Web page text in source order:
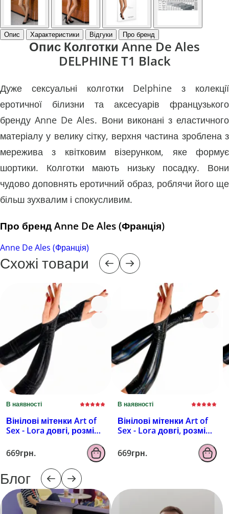
Опис Характеристики Відгуки Про бренд
Опис Колготки Anne De Ales
DELPHINE T1 Black
Дуже сексуальні колготки Delphine з колекції
еротичної білизни та аксесуарів французького
бренду Anne De Ales. Вони виконані з еластичного
матеріалу у велику сітку, верхня частина зроблена з
мережива з квітковим візерунком, яке формує
шортики. Колготки мають низьку посадку. Вони
чудово доповнять еротичний образ, роблячи його ще
більш зухвалим і спокусливим.
Про бренд Anne De Ales (Франція)
Anne De Ales (Франція)
Схожі товари
В наявності
Вінілові мітенки Art of
Sex - Lora довгі, розмір
ефектом мокрого
оксамиту
669грн.
В наявності
Вінілові мітенки Art of
Sex - Lora довгі, розмір
ефектом голограми
669грн.
Блог